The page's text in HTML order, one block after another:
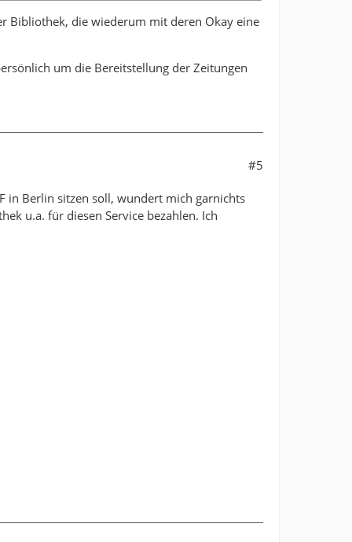
Bibliothek, die wiederum mit deren Okay eine
um die Bereitstellung der Zeitungen
#5
in Berlin sitzen soll, wundert mich garnichts
u.a. für diesen Service bezahlen. Ich